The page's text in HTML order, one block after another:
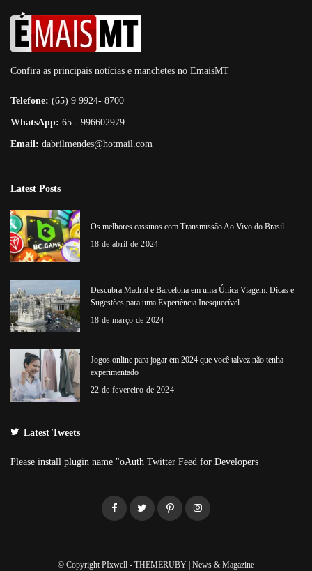
Confira as principais notícias e manchetes no EmaisMT
Telefone: (65) 9 9924- 8700
WhatsApp: 65 - 996602979
Email: dabrilmendes@hotmail.com
Latest Posts
Os melhores cassinos com Transmissão Ao Vivo do Brasil
18 de abril de 2024
Descubra Madrid e Barcelona em uma Única Viagem: Dicas e
Sugestões para uma Experiência Inesquecível
18 de março de 2024
Jogos online para jogar em 2024 que você talvez não tenha
experimentado
22 de fevereiro de 2024
Latest Tweets
Please install plugin name "oAuth Twitter Feed for Developers
© Copyright PIxwell - THEMERUBY | News & Magazine